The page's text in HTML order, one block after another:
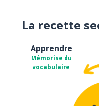
La recette
Apprendre
Mémorise du
vocabulaire